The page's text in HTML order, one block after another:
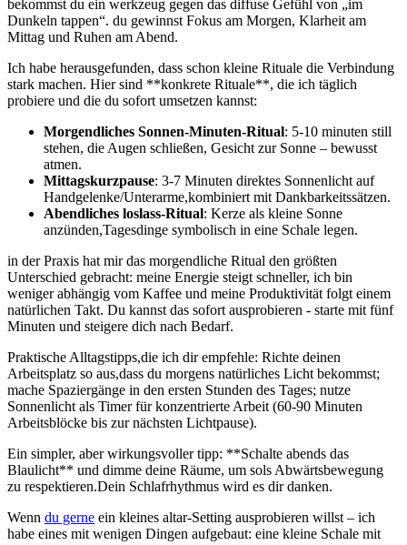
bekommst du ein werkzeug gegen das diffuse‍ Gefühl von „im
Dunkeln tappen“. du gewinnst Fokus am Morgen, Klarheit am
Mittag und Ruhen am Abend.
Ich habe herausgefunden, dass schon kleine Rituale ⁤die Verbindung
stark machen.⁤ Hier sind **konkrete​ Rituale**, die⁣ ich täglich
⁢probiere und​ die​ du sofort umsetzen kannst:
Morgendliches Sonnen-Minuten-Ritual: ⁤5-10 minuten still
stehen, die Augen schließen, Gesicht zur Sonne – bewusst
atmen.
Mittagskurzpause:​ 3-7 Minuten direktes Sonnenlicht auf
Handgelenke/Unterarme,kombiniert mit Dankbarkeitssätzen.
Abendliches loslass-Ritual:‍ Kerze als kleine Sonne
anzünden,Tagesdinge ​symbolisch⁣ in eine ‍Schale legen.
in der Praxis hat mir das morgendliche Ritual den größten
Unterschied gebracht: meine ‍Energie steigt schneller, ich bin
weniger abhängig vom Kaffee und meine⁢ Produktivität folgt‍ einem
natürlichen Takt. Du kannst das sofort ausprobieren -⁣ starte mit fünf
Minuten und steigere dich‌ nach Bedarf.
Praktische Alltagstipps,die ich dir empfehle: Richte deinen
Arbeitsplatz ‍so aus,dass du morgens natürliches Licht bekommst;
mache Spaziergänge in den ersten Stunden des Tages; nutze
Sonnenlicht als Timer für konzentrierte Arbeit (60-90 Minuten
Arbeitsblöcke bis zur nächsten Lichtpause).
Ein simpler, aber wirkungsvoller tipp: **Schalte abends das
Blaulicht** und dimme deine Räume, um ⁢sols Abwärtsbewegung
zu respektieren.Dein Schlafrhythmus wird es dir danken.
Wenn‍ du gerne ein kleines altar-Setting ausprobieren willst‍ – ich
habe eines⁢ mit wenigen ⁣Dingen aufgebaut: eine kleine Schale mit